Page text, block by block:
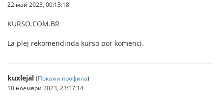
22 май 2023, 00:13:18
KURSO.COM.BR
La plej rekomendinda kurso por komenci.
kuxlejal (Покажи профила)
10 ноември 2023, 23:17:14